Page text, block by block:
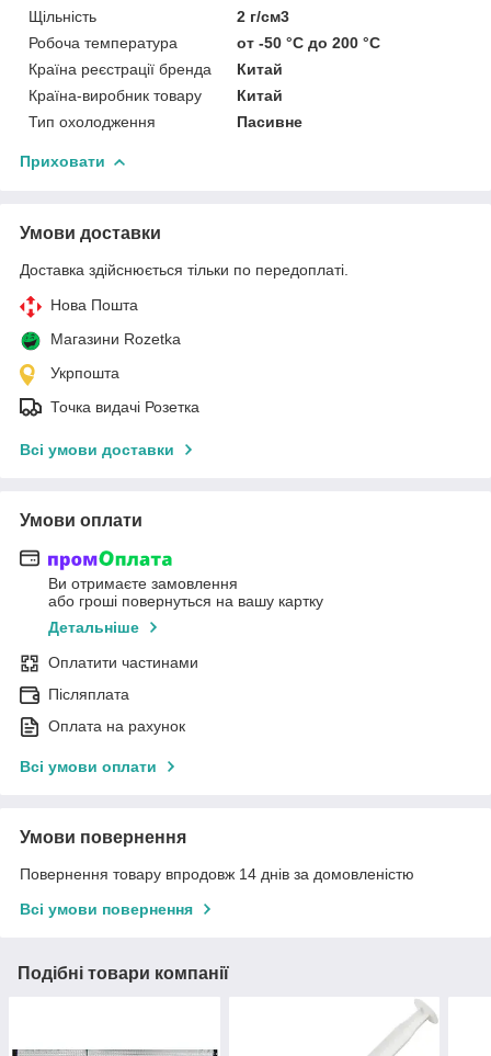
Щільність
2 г/см3
Робоча температура
от -50 °C до 200 °C
Країна реєстрації бренда
Китай
Країна-виробник товару
Китай
Тип охолодження
Пасивне
Приховати
Умови доставки
Доставка здійснюється тільки по передоплаті.
Нова Пошта
Магазини Rozetka
Укрпошта
Точка видачі Розетка
Всі умови доставки
Умови оплати
Ви отримаєте замовлення
або гроші повернуться на вашу картку
Детальніше
Оплатити частинами
Післяплата
Оплата на рахунок
Всі умови оплати
Умови повернення
Повернення товару впродовж 14 днів за домовленістю
Всі умови повернення
Подібні товари компанії